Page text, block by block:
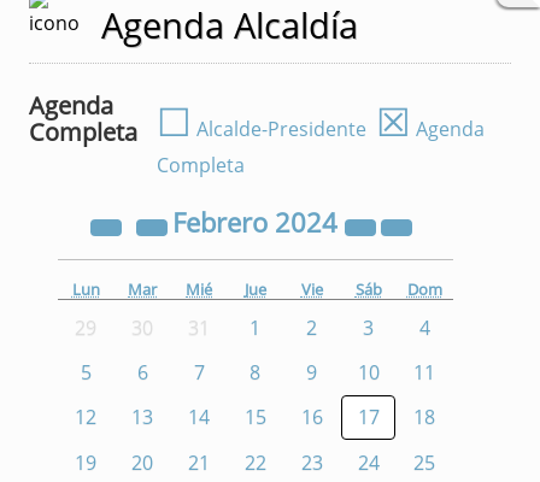
Agenda Alcaldía
Agenda
Completa
☐ Alcalde-Presidente ☒ Agenda
Completa
Febrero 2024
Lun Mar Mié Jue Vie Sáb Dom
29 30 31 1 2 3
4
5
6 7 8 9 10
11
12
13 14 15 16 17
18
19
20 21 22 23 24
25